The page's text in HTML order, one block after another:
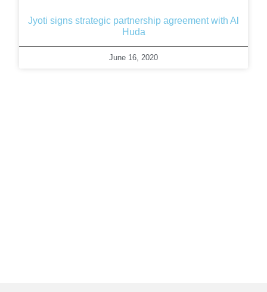
Jyoti signs strategic partnership agreement with Al
Huda
June 16, 2020